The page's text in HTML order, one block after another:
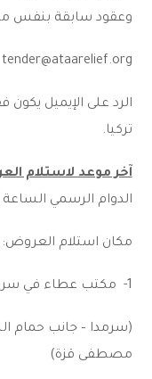
وعقود سابقة بنفس
tender@ataarelief.org
الرد على الإيميل
تركيا.
آخر موعد لاستلام
الدوام الرسمي
مكان استلام العروض:
1- مكتب عطاء في سرمدا على العنوان التالي:
(سرمدا – جانب حمام
مصطفى قزة)